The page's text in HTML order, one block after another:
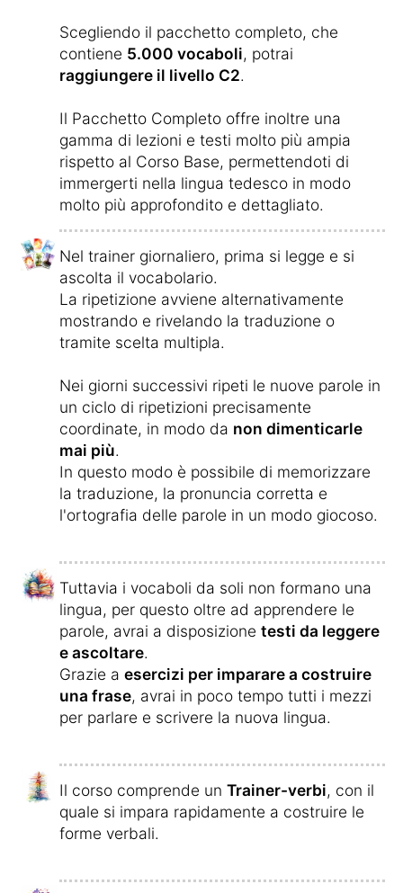
Scegliendo il pacchetto completo, che
contiene 5.000 vocaboli, potrai
raggiungere il livello C2.
Il Pacchetto Completo offre inoltre una
gamma di lezioni e testi molto più ampia
rispetto al Corso Base, permettendoti di
immergerti nella lingua tedesco in modo
molto più approfondito e dettagliato.
Nel trainer giornaliero, prima si legge e si
ascolta il vocabolario.
La ripetizione avviene alternativamente
mostrando e rivelando la traduzione o
tramite scelta multipla.
Nei giorni successivi ripeti le nuove parole in
un ciclo di ripetizioni precisamente
coordinate, in modo da non dimenticarle
mai più.
In questo modo è possibile di memorizzare
la traduzione, la pronuncia corretta e
l'ortografia delle parole in un modo giocoso.
Tuttavia i vocaboli da soli non formano una
lingua, per questo oltre ad apprendere le
parole, avrai a disposizione testi da leggere
e ascoltare.
Grazie a esercizi per imparare a costruire
una frase, avrai in poco tempo tutti i mezzi
per parlare e scrivere la nuova lingua.
Il corso comprende un Trainer-verbi, con il
quale si impara rapidamente a costruire le
forme verbali.